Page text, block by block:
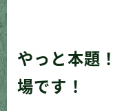
やっと本題
場です！